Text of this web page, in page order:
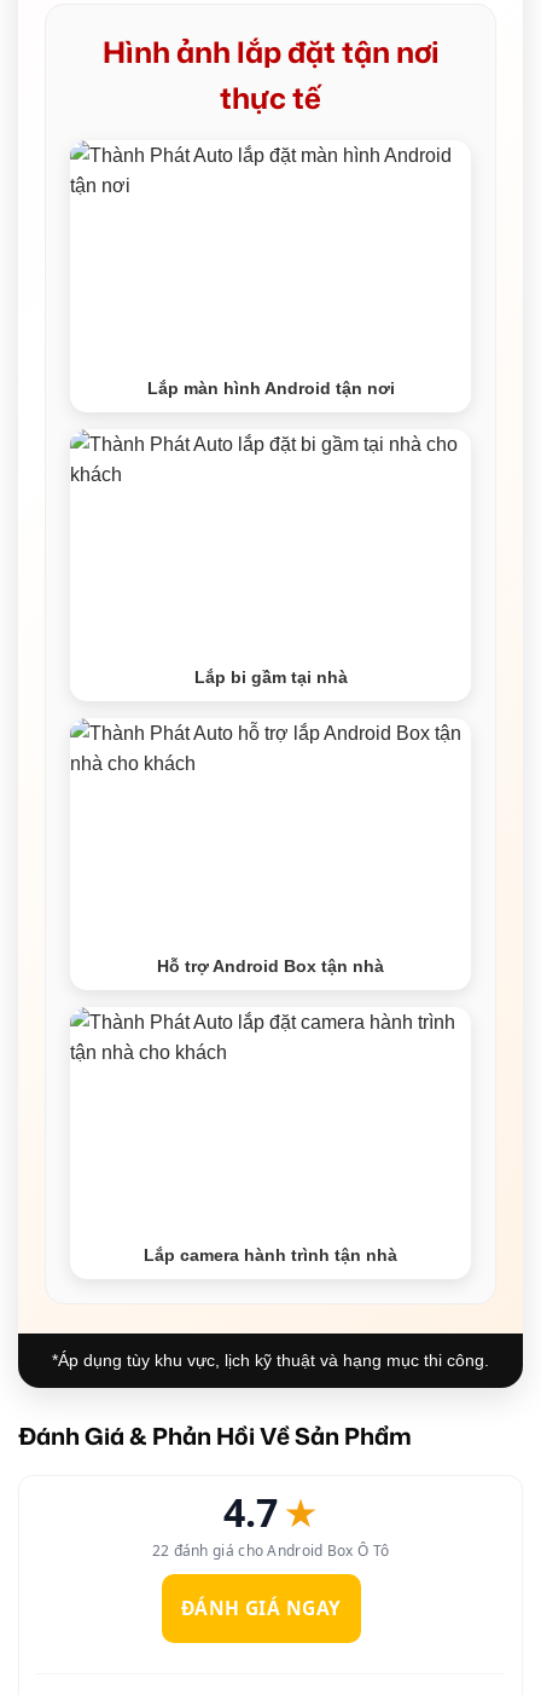
Hình ảnh lắp đặt tận nơi
thực tế
Lắp màn hình Android tận nơi
Lắp bi gầm tại nhà
Hỗ trợ Android Box tận nhà
Lắp camera hành trình tận nhà
*Áp dụng tùy khu vực, lịch kỹ thuật và hạng mục thi công.
Đánh Giá & Phản Hồi Về Sản Phẩm
4.7★
22 đánh giá cho Android Box Ô Tô
ĐÁNH GIÁ NGAY